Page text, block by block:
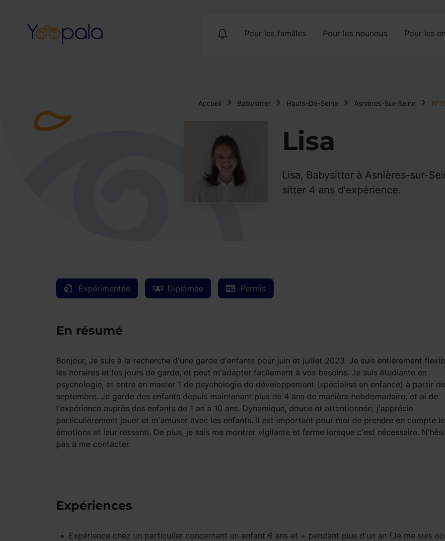
Pour les familles Pour les nounous Pour les
Accueil Babysitter Hauts-De-Seine Asnières-Sur-Seine
Lisa
Lisa, Babysitter à Asnières-sur-
sitter 4 ans d'expérience.
Expérimentée Diplômée Permis
En résumé
Bonjour, Je suis à la recherche d'une garde d'enfants pour juin et juillet 2023. Je suis entièrement
les horaires et les jours de garde, et peut m'adapter facilement à vos besoins. Je suis étudiante en
psychologie, et entre en master 1 de psychologie du développement (spécialisé en enfance) à partir de
septembre. Je garde des enfants depuis maintenant plus de 4 ans de manière hebdomadaire, et ai de
l'expérience auprès des enfants de 1 an à 10 ans. Dynamique, douce et attentionnée, j'apprécie
particulièrement jouer et m'amuser avec les enfants. Il est important pour moi de prendre en compte
émotions et leur ressenti. De plus, je sais me montrer vigilante et ferme lorsque c'est nécessaire.
pas à me contacter.
Expériences
Expérience chez un particulierconcernant un enfant 6 ans et + pendant plus d'un an (Je me suis